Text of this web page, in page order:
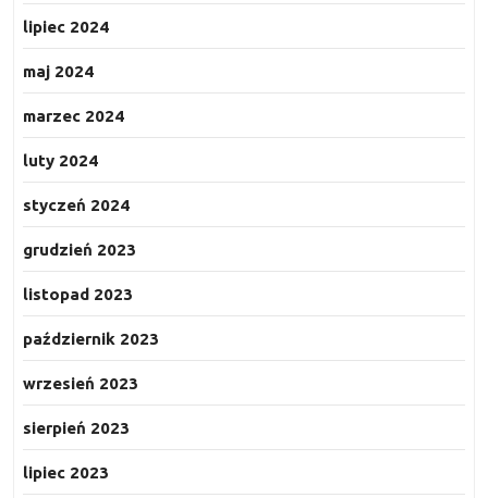
lipiec 2024
maj 2024
marzec 2024
luty 2024
styczeń 2024
grudzień 2023
listopad 2023
październik 2023
wrzesień 2023
sierpień 2023
lipiec 2023